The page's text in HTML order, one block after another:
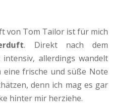
von Tom Tailor ist für mich
. Direkt nach dem
allerdings wandelt
frische und süße Note
denn ich mag es gar
hinter mir herziehe.